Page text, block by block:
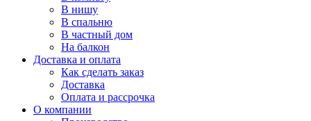
В нишу
В спальню
В частный дом
На балкон
Доставка и оплата
Как сделать заказ
Доставка
Оплата и рассрочка
О компании